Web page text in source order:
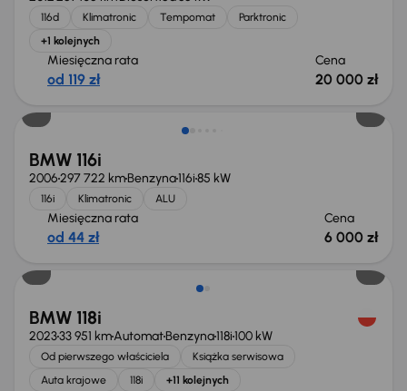
116d Klimatronic Tempomat
Parktronic
+1 kolejnych
Miesięczna rata
od 119 zł
Cena
20 000 zł
BMW 116i
2006297 722 kmBenzyna116i85 kW
116i Klimatronic ALU
Miesięczna rata
od 44 zł
Cena
6 000 zł
Możliwość odliczenia VAT
BMW 118i
202333 951 kmAutomatBenzyna118i100 kW
Od pierwszego właściciela
Książka serwisowa
Auta krajowe
118i +11 kolejnych